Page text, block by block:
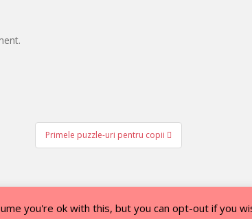
Primele puzzle-uri pentru copii
you're ok with this, but you can opt-out if you